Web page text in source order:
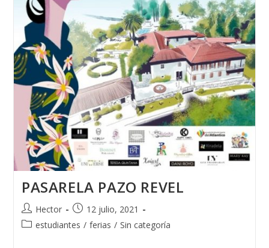
PASARELA PAZO REVEL
Autor
de
Hector
Publicación
de
12 julio, 2021
Categoría
estudiantes / ferias / Sin categoría